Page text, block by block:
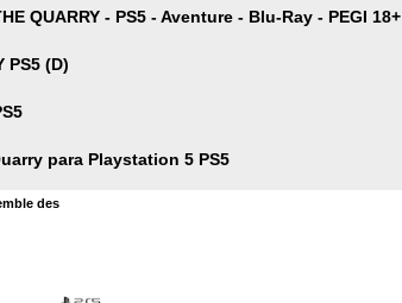
QUARRY - PS5 - Aventure - Blu-Ray - PEGI 18+
PS5 (D)
para Playstation 5 PS5
des